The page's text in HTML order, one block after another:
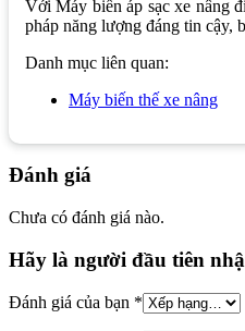
Với Máy biến áp sạc xe nâng
pháp năng lượng đáng tin cậy,
Danh mục liên quan:
Máy biến thế xe nâng
Đánh giá
Chưa có đánh giá nào.
Hãy là người đầu tiên
Đánh giá của bạn *